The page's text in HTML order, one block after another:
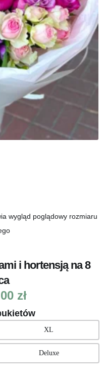
wygląd poglądowy rozmiaru
i hortensją na 8
zł
XL
Deluxe